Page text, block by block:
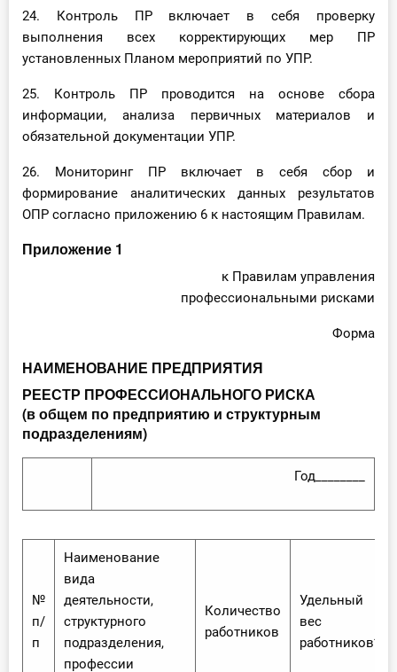
24. Контроль ПР включает в себя проверку
выполнения всех корректирующих мер ПР
установленных Планом мероприятий по УПР.
25. Контроль ПР проводится на основе сбора
информации, анализа первичных материалов и
обязательной документации УПР.
26. Мониторинг ПР включает в себя сбор и
формирование аналитических данных результатов
ОПР согласно приложению 6 к настоящим Правилам.
Приложение 1
к Правилам управления
профессиональными рисками
Форма
НАИМЕНОВАНИЕ ПРЕДПРИЯТИЯ
РЕЕСТР ПРОФЕССИОНАЛЬНОГО РИСКА
(в общем по предприятию и структурным
подразделениям)
Год________
№
п/
п
Наименование
вида
деятельности,
структурного
подразделения,
профессии
Количество
работников
Удельный
вес
работников*